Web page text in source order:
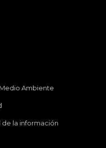
Ambiente
la información